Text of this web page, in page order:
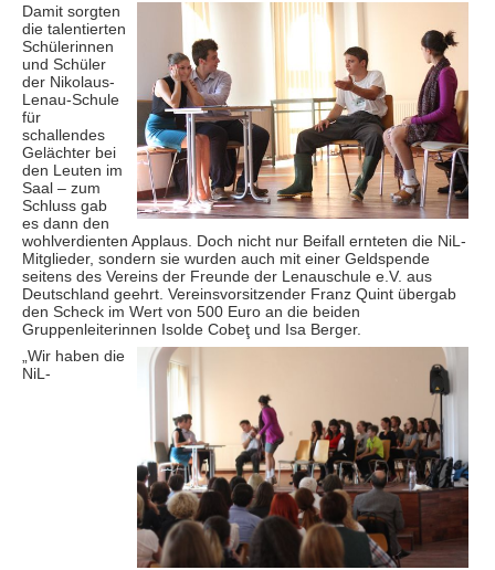
Damit sorgten
die talentierten
Schülerinnen
und Schüler
der Nikolaus-
Lenau-Schule
für
schallendes
Gelächter bei
den Leuten im
Saal – zum
Schluss gab
es dann den
wohlverdienten Applaus. Doch nicht nur Beifall ernteten die NiL-
Mitglieder, sondern sie wurden auch mit einer Geldspende
seitens des Vereins der Freunde der Lenauschule e.V. aus
Deutschland geehrt. Vereinsvorsitzender Franz Quint übergab
den Scheck im Wert von 500 Euro an die beiden
Gruppenleiterinnen Isolde Cobeţ und Isa Berger.
„Wir haben die
NiL-